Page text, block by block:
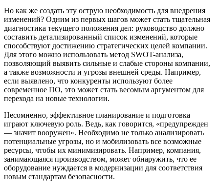
Но как же создать эту острую необходимость для внедрения
изменений? Одним из первых шагов может стать тщательная
диагностика текущего положения дел: руководство должно
составить детализированный список изменений, которые
способствуют достижению стратегических целей компании.
Для этого можно использовать метод SWOT-анализа,
позволяющий выявить сильные и слабые стороны компании,
а также возможности и угрозы внешней среды. Например,
если выявлено, что конкуренты используют более
современное ПО, это может стать весомым аргументом для
перехода на новые технологии.
Несомненно, эффективное планирование и подготовка
играют ключевую роль. Ведь, как говорится, «предупрежден
— значит вооружен». Необходимо не только анализировать
потенциальные угрозы, но и мобилизовать все возможные
ресурсы, чтобы их минимизировать. Например, компания,
занимающаяся производством, может обнаружить, что ее
оборудование нуждается в модернизации для соответствия
новым стандартам безопасности.